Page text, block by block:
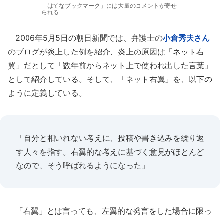
「はてなブックマーク」には大量のコメントが寄せ
られる
2006年5月5日の朝日新聞では、弁護士の小倉秀夫さん
のブログが炎上した例を紹介、炎上の原因は「ネット右
翼」だとして「数年前からネット上で使われ出した言葉」
として紹介している。そして、「ネット右翼」を、以下の
ように定義している。
「自分と相いれない考えに、投稿や書き込みを繰り返
す人々を指す。右翼的な考えに基づく意見がほとんど
なので、そう呼ばれるようになった」
「右翼」とは言っても、左翼的な発言をした場合に限っ